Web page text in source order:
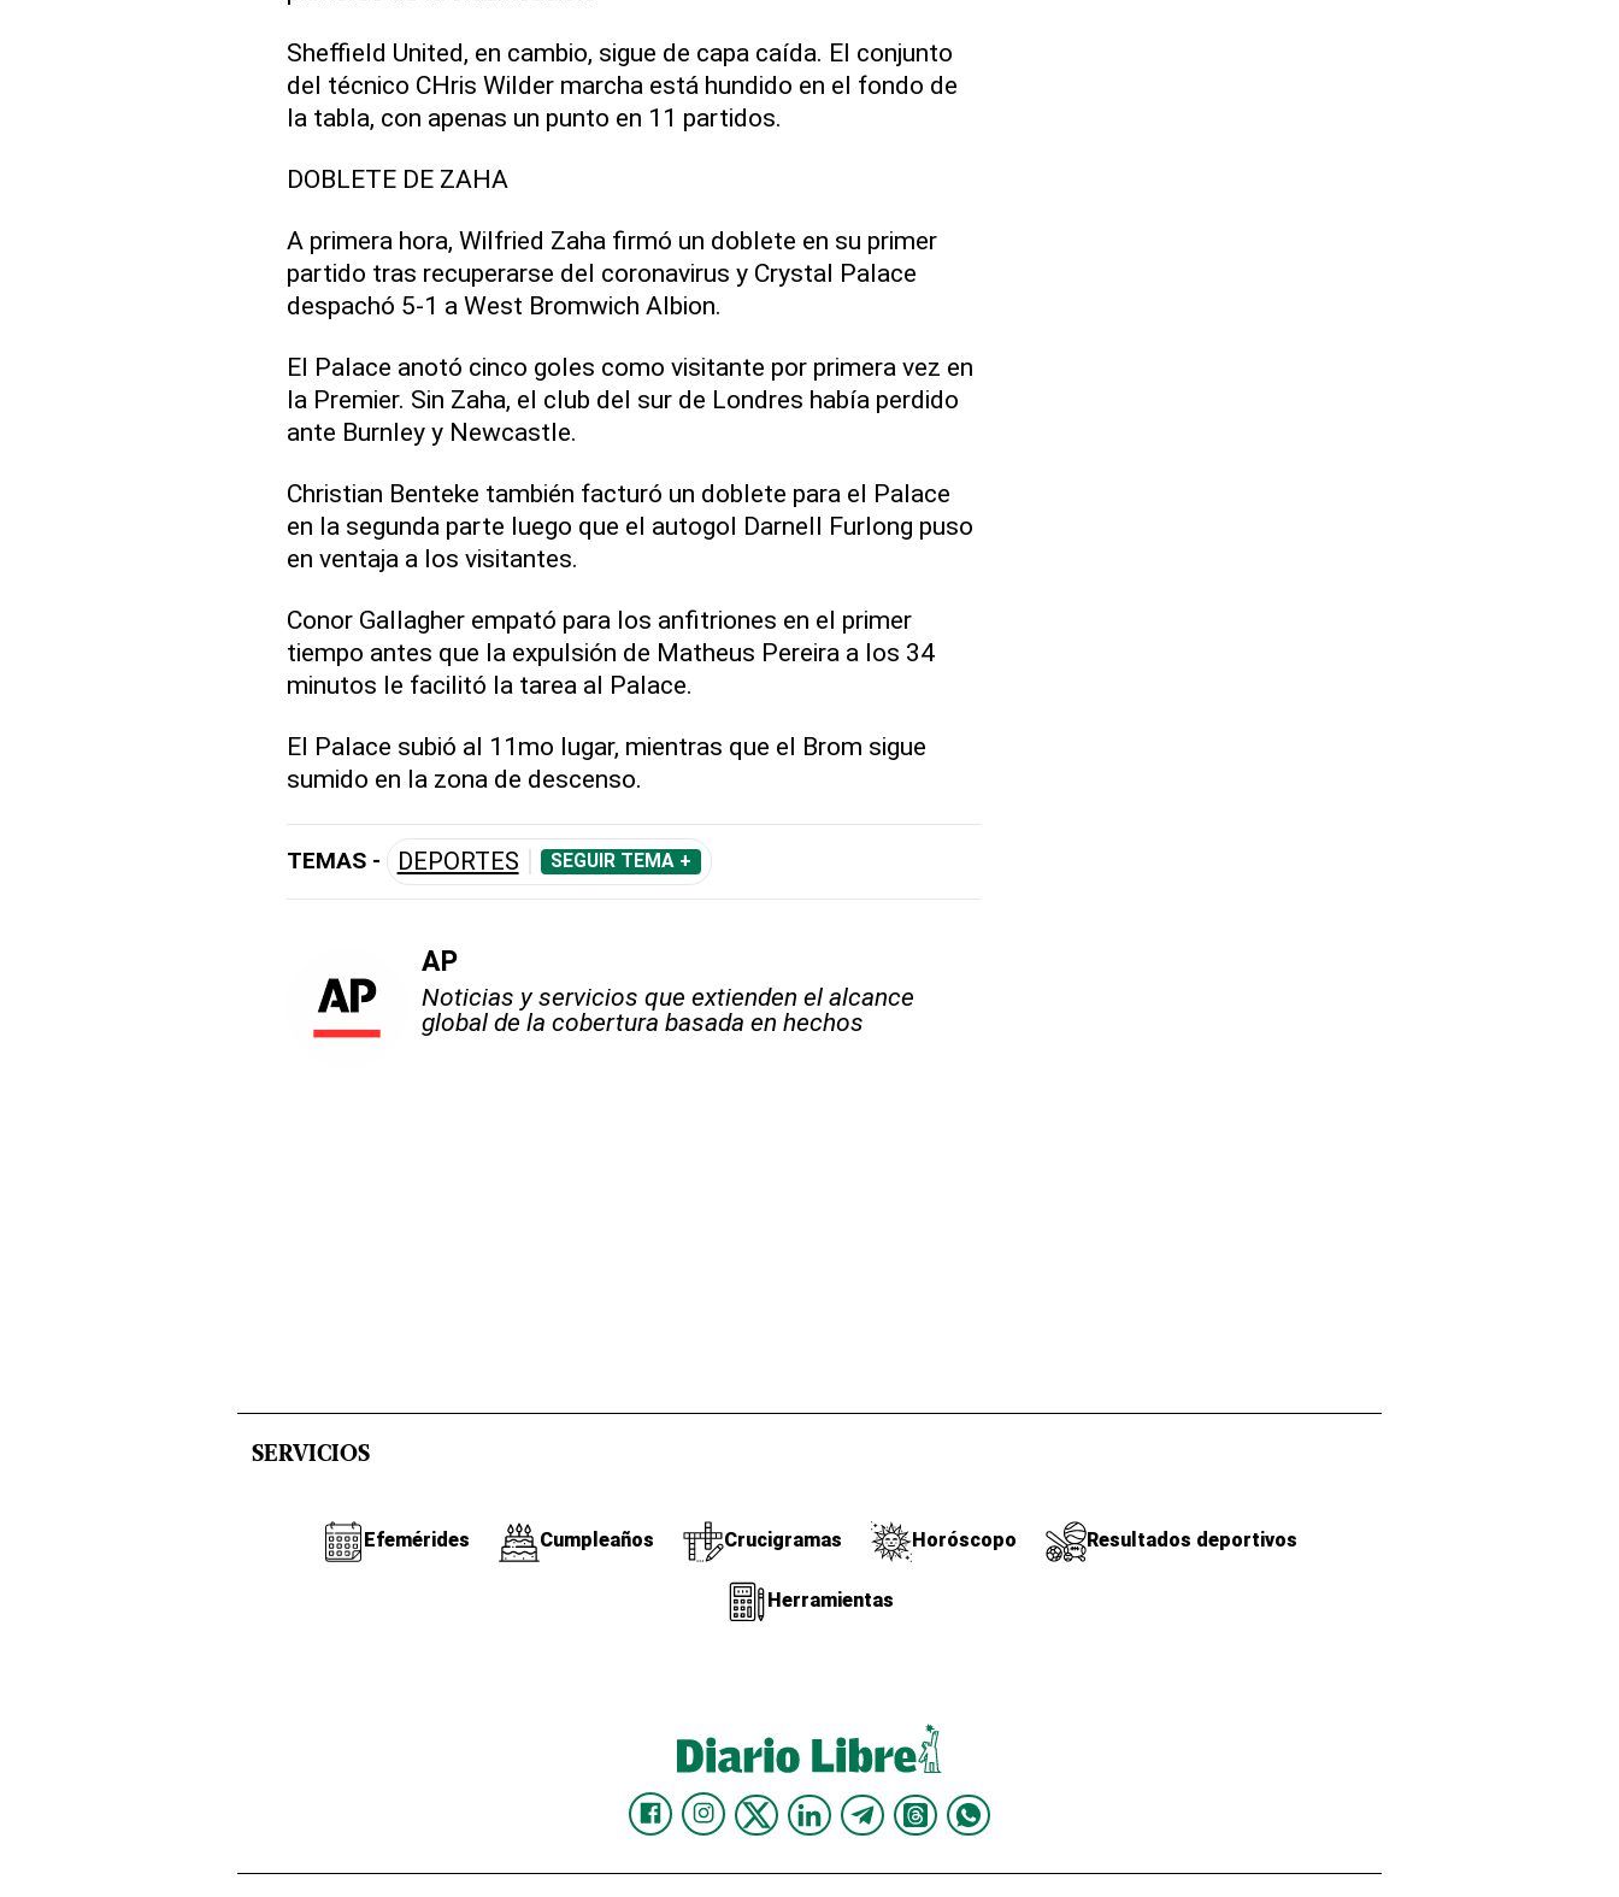
Sheffield United, en cambio, sigue de capa caída. El conjunto
del técnico CHris Wilder marcha está hundido en el fondo de
la tabla, con apenas un punto en 11 partidos.
DOBLETE DE ZAHA
A primera hora, Wilfried Zaha firmó un doblete en su primer
partido tras recuperarse del coronavirus y Crystal Palace
despachó 5-1 a West Bromwich Albion.
El Palace anotó cinco goles como visitante por primera vez en
la Premier. Sin Zaha, el club del sur de Londres había perdido
ante Burnley y Newcastle.
Christian Benteke también facturó un doblete para el Palace
en la segunda parte luego que el autogol Darnell Furlong puso
en ventaja a los visitantes.
Conor Gallagher empató para los anfitriones en el primer
tiempo antes que la expulsión de Matheus Pereira a los 34
minutos le facilitó la tarea al Palace.
El Palace subió al 11mo lugar, mientras que el Brom sigue
sumido en la zona de descenso.
TEMAS - DEPORTES SEGUIR TEMA +
AP
Noticias y servicios que extienden el alcance
global de la cobertura basada en hechos
SERVICIOS
Efemérides Cumpleaños Crucigramas Horóscopo Resultados deportivos
Herramientas